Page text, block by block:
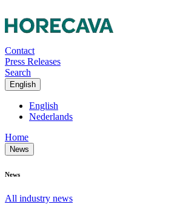
Contact
Press Releases
Search
English
English
Nederlands
Home
News
News
All industry news